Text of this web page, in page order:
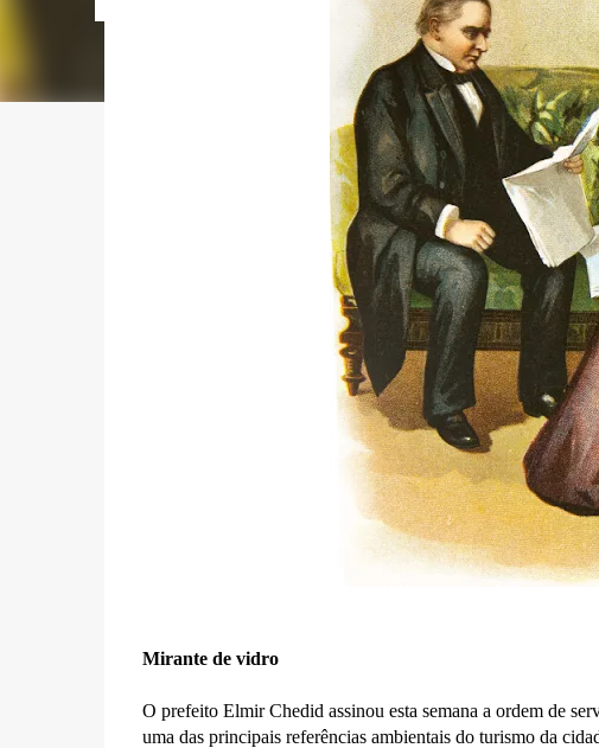
Mirante de vidro
O prefeito Elmir Chedid assinou esta semana a ordem de
uma das principais referências ambientais do turismo da